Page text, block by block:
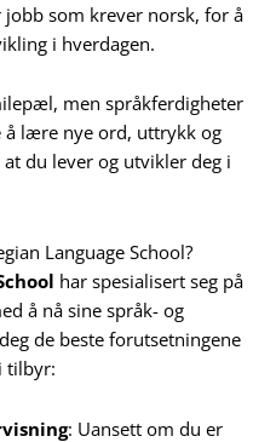
jobb som krever norsk, for å
i hverdagen.
men språkferdigheter
å lære nye ord, uttrykk og
du lever og utvikler deg i
Language School?
har spesialisert seg på
å nå sine språk- og
de beste forutsetningene
tilbyr:
: Uansett om du er